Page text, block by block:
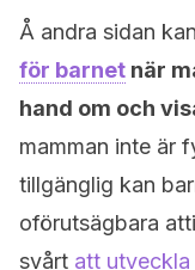
Å andra sidan
för barnet när
hand om och
mamman inte är
tillgänglig kan
oförutsägbara
svårt att